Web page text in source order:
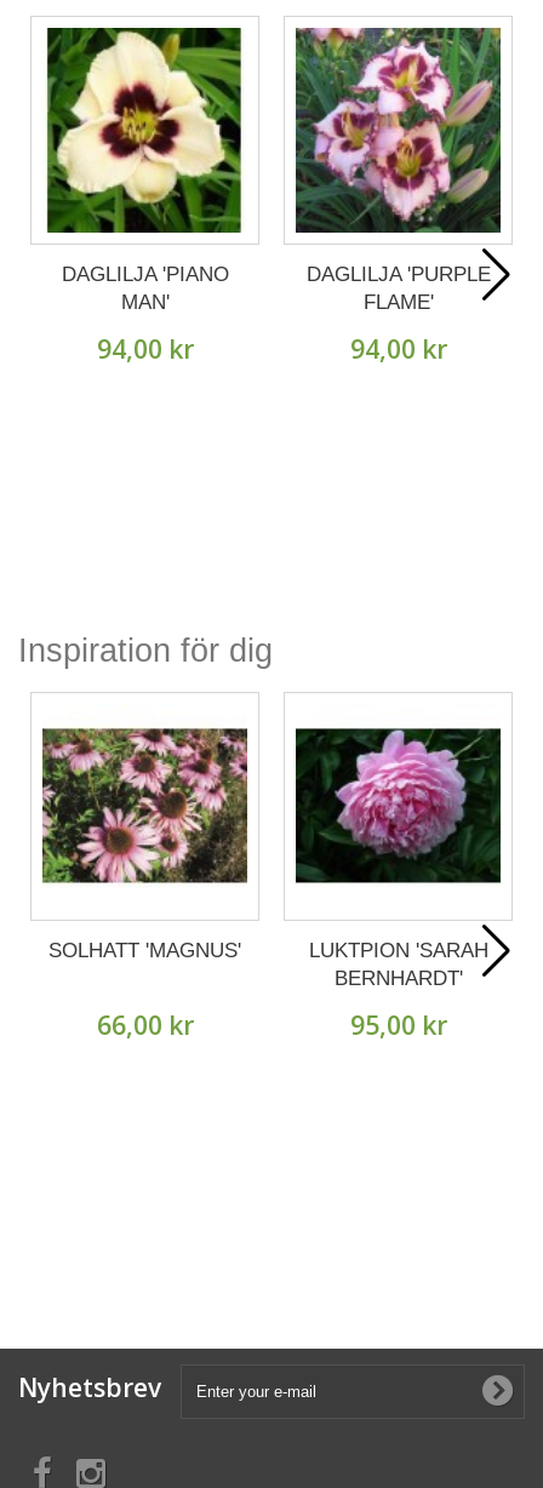
DAGLILJA 'PIANO
MAN'
94,00 kr
DAGLILJA 'PURPLE
FLAME'
94,00 kr
Inspiration för dig
SOLHATT 'MAGNUS'
66,00 kr
LUKTPION 'SARAH
BERNHARDT'
95,00 kr
Nyhetsbrev